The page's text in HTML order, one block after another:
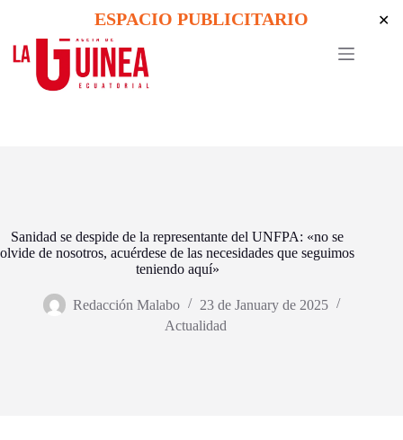
content
ESPACIO PUBLICITARIO ✕
Sanidad se despide de la representante del UNFPA: «no se
olvide de nosotros, acuérdese de las necesidades que seguimos
teniendo aquí»
Redacción Malabo
23 de January de 2025
Actualidad